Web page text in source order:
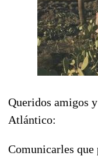
Queridos amigos
Atlántico:
Comunicarles que